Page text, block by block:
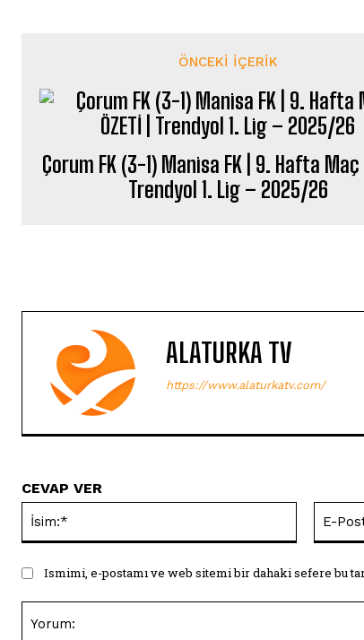
ÖNCEKI İÇERIK
Çorum FK (3-1) Manisa FK | 9. Hafta Maç
Trendyol 1. Lig – 2025/26
ALATURKA TV
https://www.alaturkatv.com/
CEVAP VER
Ismimi, e-postamı ve web sitemi bir dahaki sefere bu